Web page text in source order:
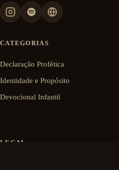
CATEGORIAS
Declaração Profética
Identidade e Propósito
Devocional Infantil
LEGAL